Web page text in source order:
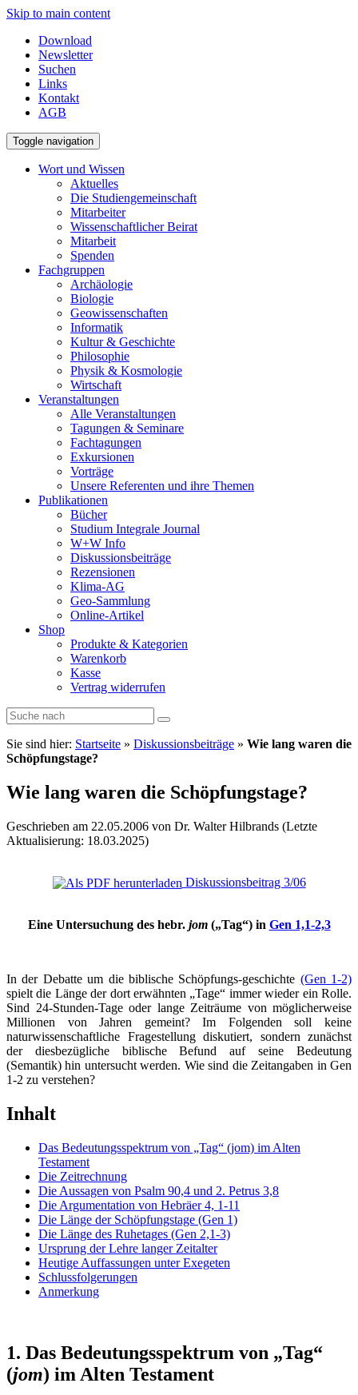
Skip to main content
Download
Newsletter
Suchen
Links
Kontakt
AGB
Toggle navigation
Wort und Wissen
Aktuelles
Die Studiengemeinschaft
Mitarbeiter
Wissenschaftlicher Beirat
Mitarbeit
Spenden
Fachgruppen
Archäologie
Biologie
Geowissenschaften
Informatik
Kultur & Geschichte
Philosophie
Physik & Kosmologie
Wirtschaft
Veranstaltungen
Alle Veranstaltungen
Tagungen & Seminare
Fachtagungen
Exkursionen
Vorträge
Unsere Referenten und ihre Themen
Publikationen
Bücher
Studium Integrale Journal
W+W Info
Diskussionsbeiträge
Rezensionen
Klima-AG
Geo-Sammlung
Online-Artikel
Shop
Produkte & Kategorien
Warenkorb
Kasse
Vertrag widerrufen
Sie sind hier: Startseite » Diskussionsbeiträge » Wie lang waren die
Schöpfungstage?
Wie lang waren die Schöpfungstage?
Geschrieben am 22.05.2006 von Dr. Walter Hilbrands (Letzte
Aktualisierung: 18.03.2025)
Diskussionsbeitrag 3/06
Eine Untersuchung des hebr. jom(„Tag“) in Gen 1,1-2,3
In der Debatte um die biblische Schöpfungs-geschichte (Gen 1-2)
spielt die Länge der dort erwähnten „Tage“ immer wieder ein Rolle.
Sind 24-Stunden-Tage oder lange Zeiträume von möglicherweise
Millionen von Jahren gemeint? Im Folgenden soll keine
naturwissenschaftliche Fragestellung diskutiert, sondern zunächst
der diesbezügliche biblische Befund auf seine Bedeutung
(Semantik) hin untersucht werden. Wie sind die Zeitangaben in Gen
1-2 zu verstehen?
Inhalt
Das Bedeutungsspektrum von „Tag“ (jom) im Alten
Testament
Die Zeitrechnung
Die Aussagen von Psalm 90,4 und 2. Petrus 3,8
Die Argumentation von Hebräer 4, 1-11
Die Länge der Schöpfungstage (Gen 1)
Die Länge des Ruhetages (Gen 2,1-3)
Ursprung der Lehre langer Zeitalter
Heutige Auffassungen unter Exegeten
Schlussfolgerungen
Anmerkung
1. Das Bedeutungsspektrum von „Tag“
(jom) im Alten Testament